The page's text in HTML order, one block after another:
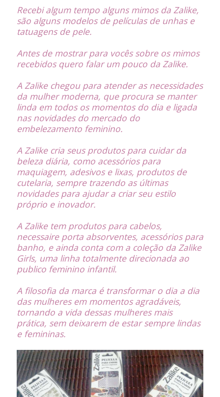
Recebi algum tempo alguns mimos da Zalike,
são alguns modelos de películas de unhas e
tatuagens de pele.
Antes de mostrar para vocês sobre os mimos
recebidos quero falar um pouco da Zalike.
A Zalike chegou para atender as necessidades
da mulher moderna, que procura se manter
linda em todos os momentos do dia e ligada
nas novidades do mercado do
embelezamento feminino.
A Zalike cria seus produtos para cuidar da
beleza diária, como acessórios para
maquiagem, adesivos e lixas, produtos de
cutelaria, sempre trazendo as últimas
novidades para ajudar a criar seu estilo
próprio e inovador.
A Zalike tem produtos para cabelos,
necessaire porta absorventes, acessórios para
banho, e ainda conta com a coleção da Zalike
Girls, uma linha totalmente direcionada ao
publico feminino infantil.
A filosofia da marca é transformar o dia a dia
das mulheres em momentos agradáveis,
tornando a vida dessas mulheres mais
prática, sem deixarem de estar sempre lindas
e femininas.